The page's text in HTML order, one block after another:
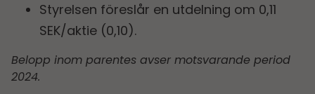
Styrelsen föreslår en utdelning om 0,11
SEK/aktie (0,10).
Belopp inom parentes avser motsvarande period
2024.